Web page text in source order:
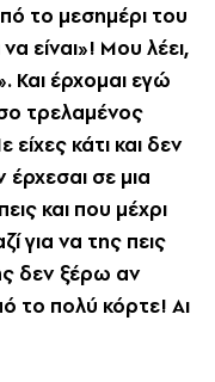
το μεσημέρι του
είναι»! Μου λέει,
Και έρχομαι εγώ
τρελαμένος
είχες κάτι και δεν
σε μια
και που μέχρι
για να της πεις
δεν ξέρω αν
το πολύ κόρτε! Αι